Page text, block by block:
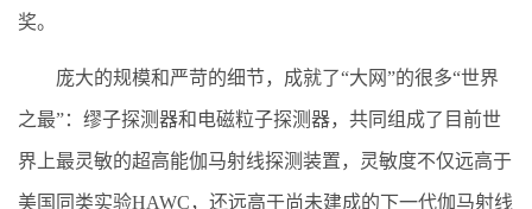
奖。
庞大的规模和严苛的细节，成就了“大网”的很多“世界
之最”：缪子探测器和电磁粒子探测器，共同组成了目前世
界上最灵敏的超高能伽马射线探测装置，灵敏度不仅远高于
美国同类实验HAWC，还远高于尚未建成的下一代伽马射线